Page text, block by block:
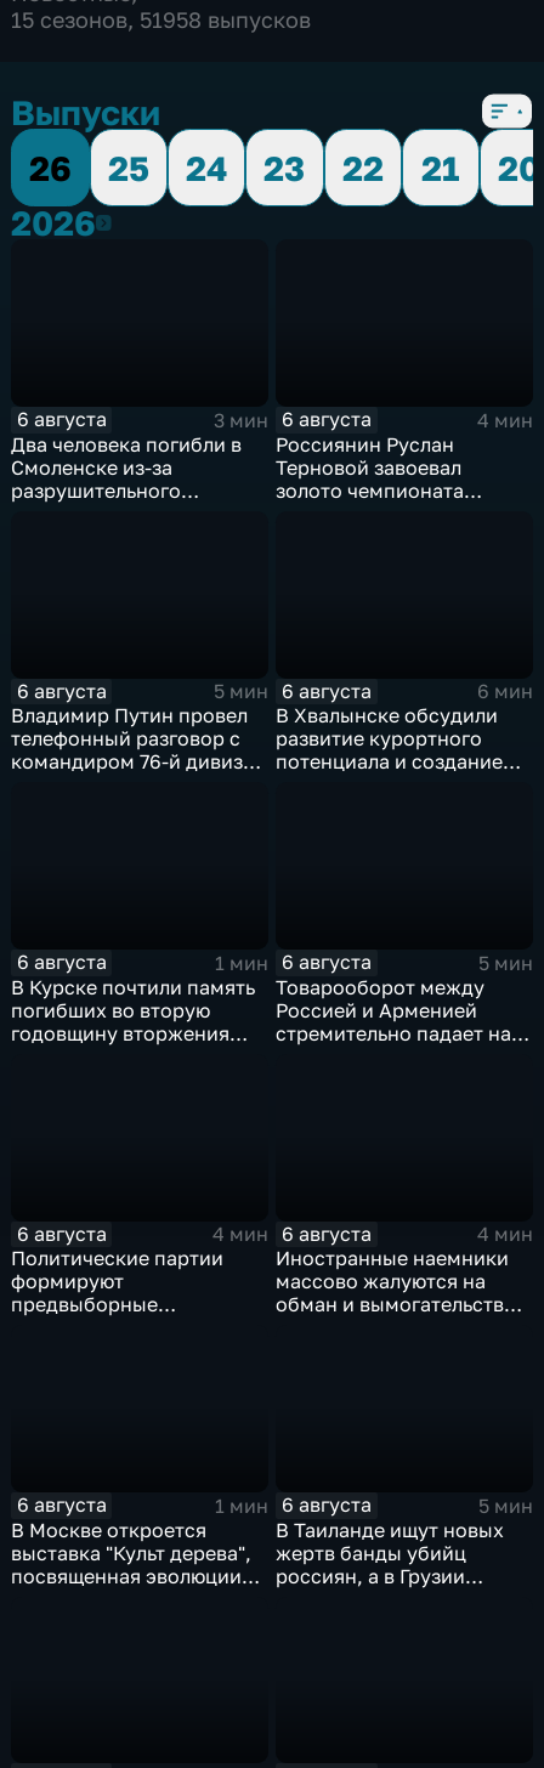
15 сезонов, 51958 выпусков
Выпуски
26
25 24 23 22 21
20
20262026
6 августа
3 мин
Два человека погибли в
Смоленске из-за
разрушительного
6 августа
4 мин
Россиянин Руслан
Терновой завоевал
золото чемпионата
6 августа
5 мин
Владимир Путин провел
телефонный разговор с
командиром 76-й дивизии
6 августа
6 мин
В Хвалынске обсудили
развитие курортного
потенциала и создание
6 августа
1 мин
В Курске почтили память
погибших во вторую
годовщину вторжения
6 августа
5 мин
Товарооборот между
Россией и Арменией
стремительно падает на
6 августа
4 мин
Политические партии
формируют
предвыборные
6 августа
4 мин
Иностранные наемники
массово жалуются на
обман и вымогательство
6 августа
1 мин
В Москве откроется
выставка "Культ дерева",
посвященная эволюции
6 августа
5 мин
В Таиланде ищут новых
жертв банды убийц
россиян, а в Грузии